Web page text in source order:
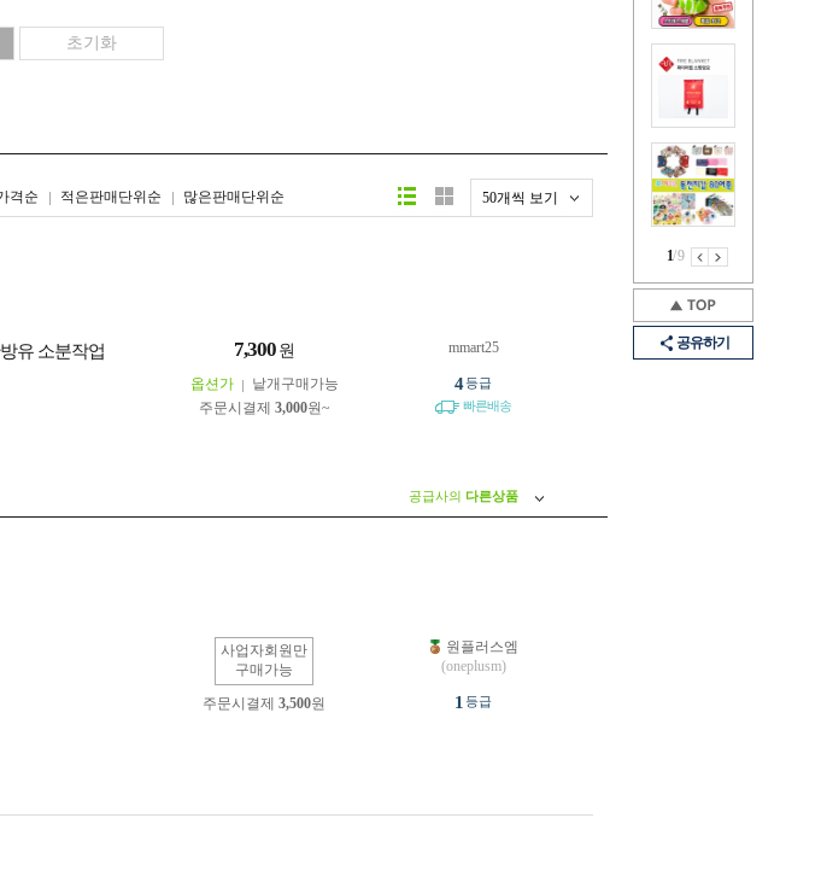
1/9
공유하기
격순 적은판매단위순 많은판매단위순 50개씩 보기
유 소분작업 7,300 원
옵션가
낱개구매가능
주문시결제 3,000원~
mmart25
4등급
빠른배송
공급사의 다른상품
사업자회원만
구매가능
주문시결제 3,500원
원플러스엠
(oneplusm)
1 등급